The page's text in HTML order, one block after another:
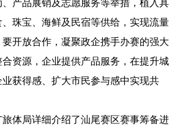
产品展销及志愿服务等举措，植入具
珠宝、海鲜及民宿等供给，实现流量
开放合作，凝聚政企携手办赛的强大
资源，企业提供产品服务，在提升城
获得感、扩大市民参与感中实现共
局详细介绍了汕尾赛区赛事筹备进